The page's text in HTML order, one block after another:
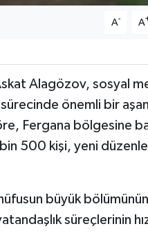
A- A
Alagözov, sosyal
önemli bir
Fergana bölgesine
500 kişi, yeni
büyük
süreçlerinin